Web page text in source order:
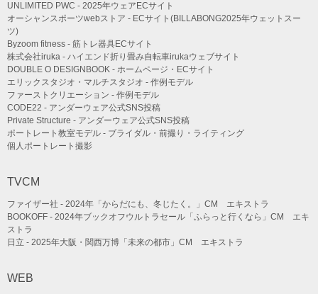
UNLIMITED PWC - 2025年ウェアECサイト
オーシャンスポーツwebストア - ECサイト(BILLABONG2025年ウェットスー
ツ)
Byzoom fitness - 筋トレ器具ECサイト
株式会社iruka - ハイエンド折り畳み自転車irukaウェブサイト
DOUBLE O DESIGNBOOK - ホームページ・ECサイト
エリックスタジオ・マルチスタジオ - 作例モデル
ファーストクリエーション - 作例モデル
CODE22 - アンダーウェア公式SNS投稿
Private Structure - アンダーウェア公式SNS投稿
ポートレート教室モデル - ブライダル・前撮り・ライティング
個人ポートレート撮影
TVCM
ファイザー社 - 2024年「からだにも、冬じたく。」CM エキストラ
BOOKOFF - 2024年ブックオフウルトラセール「ふらっと行くなら」CM エキ
ストラ
日立 - 2025年大阪・関西万博「未来の都市」CM エキストラ
WEB